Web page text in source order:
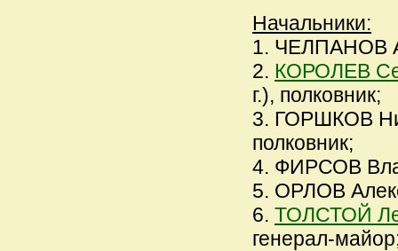
Начальники:
1. ЧЕЛПАНОВ
2. КОРОЛЕВ
г.), полковник;
3. ГОРШКОВ
полковник;
4. ФИРСОВ
5. ОРЛОВ
6. ТОЛСТОЙ
генерал-